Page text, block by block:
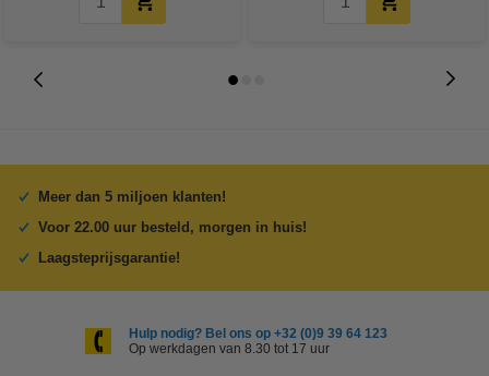
Meer dan 5 miljoen klanten!
Voor 22.00 uur besteld, morgen in huis!
Laagsteprijsgarantie!
Hulp nodig? Bel ons op +32 (0)9 39 64 123
Op werkdagen van 8.30 tot 17 uur